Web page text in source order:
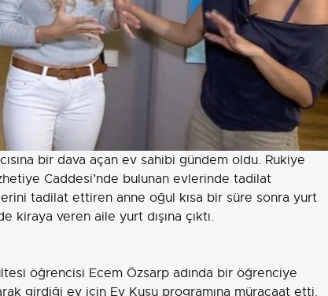
bir dava açan ev sahibi gündem oldu. Rukiye
Caddesi’nde bulunan evlerinde tadilat
tadilat ettiren anne oğul kısa bir süre sonra yurt
kiraya veren aile yurt dışına çıktı.
öğrencisi Ecem Özsarp adında bir öğrenciye
girdiği ev için Ev Kuşu programına müracaat etti.